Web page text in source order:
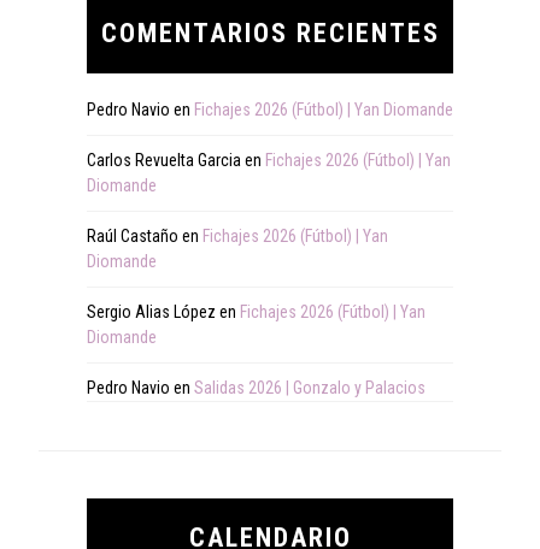
COMENTARIOS RECIENTES
Pedro Navio en Fichajes 2026 (Fútbol) | Yan Diomande
Carlos Revuelta Garciaen Fichajes 2026 (Fútbol) | Yan
Diomande
Raúl Castaño en Fichajes 2026 (Fútbol) | Yan
Diomande
Sergio Alias López en Fichajes 2026 (Fútbol) | Yan
Diomande
Pedro Navio en Salidas 2026 | Gonzalo y Palacios
CALENDARIO